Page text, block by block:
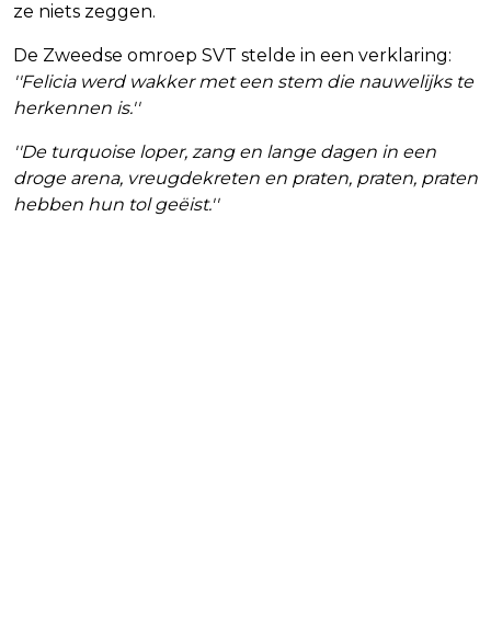
ze niets zeggen.
De Zweedse omroep SVT stelde in een verklaring:
''Felicia werd wakker met een stem die nauwelijks te
herkennen is.''
''De turquoise loper, zang en lange dagen in een
droge arena, vreugdekreten en praten, praten, praten
hebben hun tol geëist.''